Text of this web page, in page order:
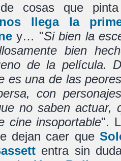
de cosas que
llega la
y… "Si bien la
bien
de la película.
es una de las
con
no saben actuar,
cine insoportable".
dejan caer que
entra sin